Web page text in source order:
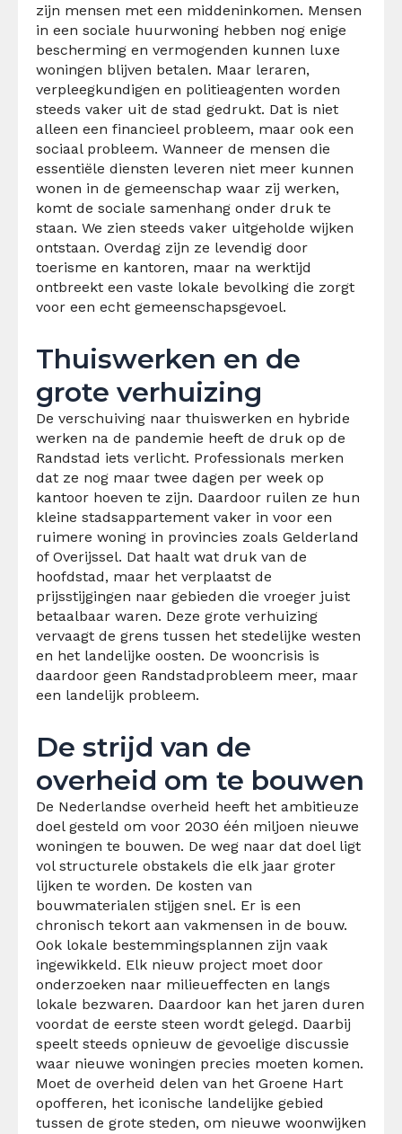
zijn mensen met een middeninkomen. Mensen
in een sociale huurwoning hebben nog enige
bescherming en vermogenden kunnen luxe
woningen blijven betalen. Maar leraren,
verpleegkundigen en politieagenten worden
steeds vaker uit de stad gedrukt. Dat is niet
alleen een financieel probleem, maar ook een
sociaal probleem. Wanneer de mensen die
essentiële diensten leveren niet meer kunnen
wonen in de gemeenschap waar zij werken,
komt de sociale samenhang onder druk te
staan. We zien steeds vaker uitgeholde wijken
ontstaan. Overdag zijn ze levendig door
toerisme en kantoren, maar na werktijd
ontbreekt een vaste lokale bevolking die zorgt
voor een echt gemeenschapsgevoel.
Thuiswerken en de
grote verhuizing
De verschuiving naar thuiswerken en hybride
werken na de pandemie heeft de druk op de
Randstad iets verlicht. Professionals merken
dat ze nog maar twee dagen per week op
kantoor hoeven te zijn. Daardoor ruilen ze hun
kleine stadsappartement vaker in voor een
ruimere woning in provincies zoals Gelderland
of Overijssel. Dat haalt wat druk van de
hoofdstad, maar het verplaatst de
prijsstijgingen naar gebieden die vroeger juist
betaalbaar waren. Deze grote verhuizing
vervaagt de grens tussen het stedelijke westen
en het landelijke oosten. De wooncrisis is
daardoor geen Randstadprobleem meer, maar
een landelijk probleem.
De strijd van de
overheid om te bouwen
De Nederlandse overheid heeft het ambitieuze
doel gesteld om voor 2030 één miljoen nieuwe
woningen te bouwen. De weg naar dat doel ligt
vol structurele obstakels die elk jaar groter
lijken te worden. De kosten van
bouwmaterialen stijgen snel. Er is een
chronisch tekort aan vakmensen in de bouw.
Ook lokale bestemmingsplannen zijn vaak
ingewikkeld. Elk nieuw project moet door
onderzoeken naar milieueffecten en langs
lokale bezwaren. Daardoor kan het jaren duren
voordat de eerste steen wordt gelegd. Daarbij
speelt steeds opnieuw de gevoelige discussie
waar nieuwe woningen precies moeten komen.
Moet de overheid delen van het Groene Hart
opofferen, het iconische landelijke gebied
tussen de grote steden, om nieuwe woonwijken